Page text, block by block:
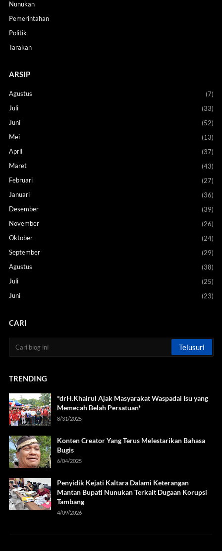
Nunukan
Pemerintahan
Politik
Tarakan
ARSIP
Agustus
(7)
Juli
(33)
Juni
(52)
Mei
(13)
April
(37)
Maret
(43)
Februari
(27)
Januari
(36)
Desember
(39)
November
(26)
Oktober
(24)
September
(29)
Agustus
(38)
Juli
(25)
Juni
(23)
CARI
TRENDING
*drH.Khairul Ajak Masyarakat Waspadai Isu yang
Memecah Belah Persatuan*
8/31/2025
Konten Creator Yang Terus Melestarikan Bahasa
Bugis
6/04/2025
Penyidik Kejati Kaltara Dalami Keterangan
Mantan Bupati Nunukan Terkait Dugaan Korupsi
Tambang
4/09/2026